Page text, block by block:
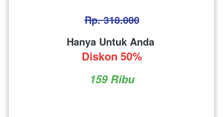
Rp. 318.000
Hanya Untuk Anda
Diskon 50%
159 Ribu